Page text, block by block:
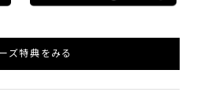
ズ特典をみる